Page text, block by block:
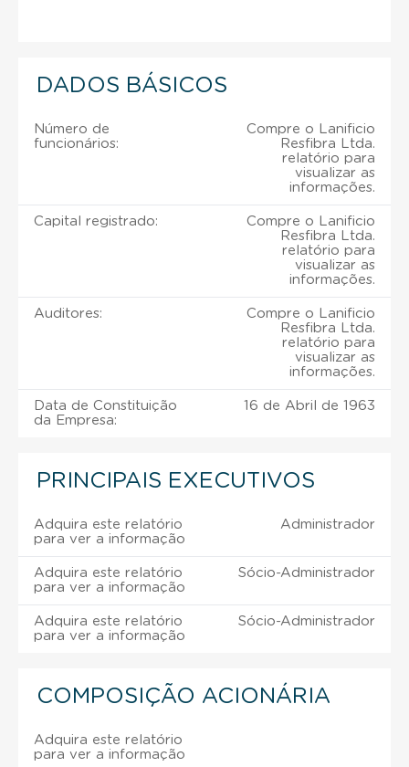
DADOS BÁSICOS
Número de
funcionários:
Compre o Lanificio
Resfibra Ltda.
relatório para
visualizar as
informações.
Capital registrado:
Compre o Lanificio
Resfibra Ltda.
relatório para
visualizar as
informações.
Auditores:
Compre o Lanificio
Resfibra Ltda.
relatório para
visualizar as
informações.
Data de Constituição
da Empresa:
16 de Abril de 1963
PRINCIPAIS EXECUTIVOS
Adquira este relatório
para ver a informação
Administrador
Adquira este relatório
para ver a informação
Sócio-Administrador
Adquira este relatório
para ver a informação
Sócio-Administrador
COMPOSIÇÃO ACIONÁRIA
Adquira este relatório
para ver a informação